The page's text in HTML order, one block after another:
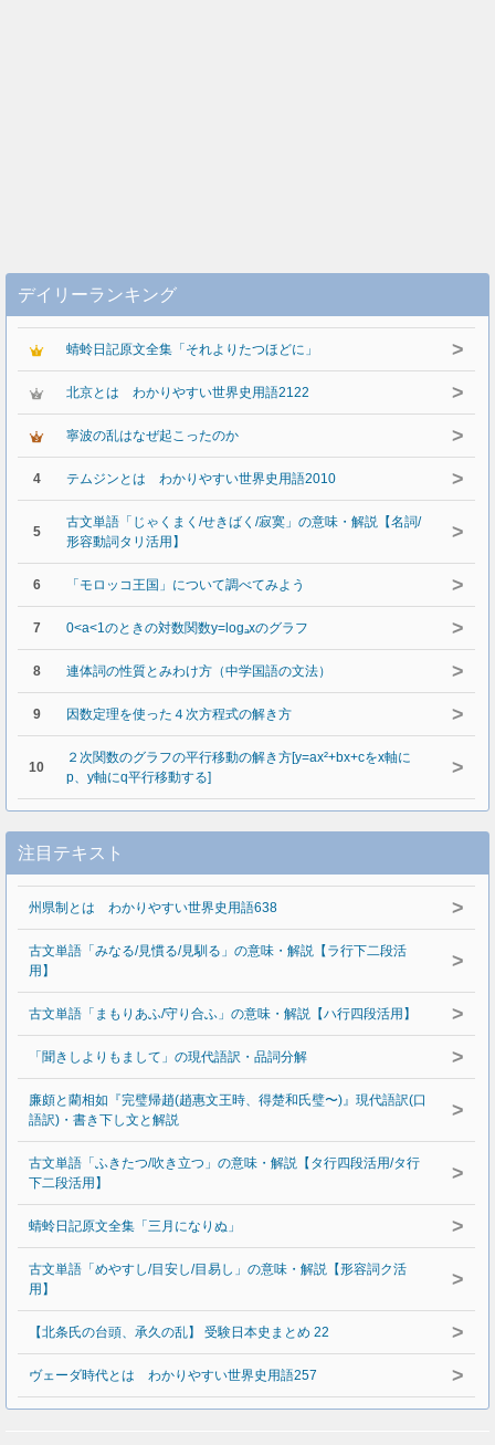
デイリーランキング
蜻蛉日記原文全集「それよりたつほどに」 >
北京とは わかりやすい世界史用語2122 >
寧波の乱はなぜ起こったのか >
4 テムジンとは わかりやすい世界史用語2010 >
5
古文単語「じゃくまく/せきばく/寂寞」の意味・解説【名詞/
形容動詞タリ活用】
>
6 「モロッコ王国」について調べてみよう >
7 0<a<1のときの対数関数y=logₐxのグラフ >
8 連体詞の性質とみわけ方（中学国語の文法） >
9 因数定理を使った４次方程式の解き方 >
10
２次関数のグラフの平行移動の解き方[y=ax²+bx+cをx軸に
p、y軸にq平行移動する]
>
注目テキスト
州県制とは わかりやすい世界史用語638 >
古文単語「みなる/見慣る/見馴る」の意味・解説【ラ行下二段活
用】
>
古文単語「まもりあふ/守り合ふ」の意味・解説【ハ行四段活用】 >
「聞きしよりもまして」の現代語訳・品詞分解 >
廉頗と藺相如『完璧帰趙(趙惠文王時、得楚和氏璧〜)』現代語訳(口
語訳)・書き下し文と解説
>
古文単語「ふきたつ/吹き立つ」の意味・解説【タ行四段活用/タ行
下二段活用】
>
蜻蛉日記原文全集「三月になりぬ」 >
古文単語「めやすし/目安し/目易し」の意味・解説【形容詞ク活
用】
>
【北条氏の台頭、承久の乱】 受験日本史まとめ 22 >
ヴェーダ時代とは わかりやすい世界史用語257 >